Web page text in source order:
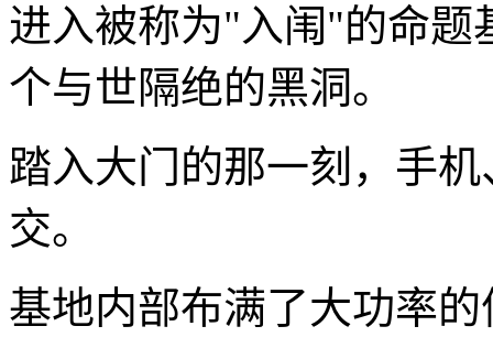
进入被称为"入闱"的命题
个与世隔绝的黑洞。
踏入大门的那一刻，手
交。
基地内部布满了大功率